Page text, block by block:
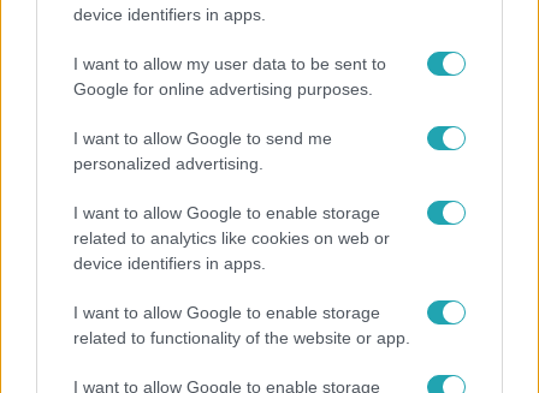
device identifiers in apps.
I want to allow my user data to be sent to
Google for online advertising purposes.
I want to allow Google to send me
personalized advertising.
I want to allow Google to enable storage
related to analytics like cookies on web or
device identifiers in apps.
I want to allow Google to enable storage
related to functionality of the website or app.
I want to allow Google to enable storage
Öt gyereket neveltek fel közösen – szinte sosem